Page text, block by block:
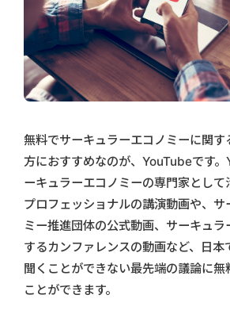
無料でサーキュラーエコノミーに関す
方におすすめなのが、YouTubeです
ーキュラーエコノミーの専門家として
プロフェッショナルの講演動画や、サ
ミー推進団体の公式動画、サーキュラ
するカンファレンスの動画など、日本
聞くことができない最先端の議論に無
ことができます。